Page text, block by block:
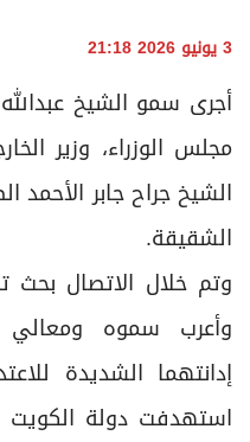
3 يونيو 2026 21:18
أجرى سمو الشيخ
مجلس الوزراء، وزير
الشيخ جراح جابر الأحمد
الشقيقة.
وتم خلال الاتصال بحث
وأعرب سموه ومعالي
إدانتهما الشديدة
استهدفت دولة الكويت